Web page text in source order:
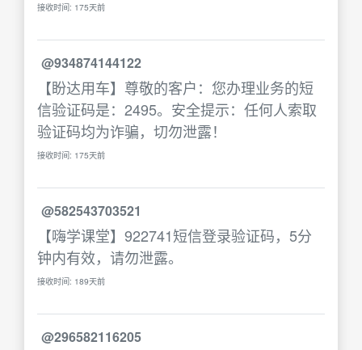
接收时间: 175天前
@934874144122
【盼达用车】尊敬的客户：您办理业务的短
信验证码是：2495。安全提示：任何人索取
验证码均为诈骗，切勿泄露！
接收时间: 175天前
@582543703521
【嗨学课堂】922741短信登录验证码，5分
钟内有效，请勿泄露。
接收时间: 189天前
@296582116205